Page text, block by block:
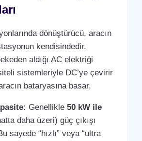
dönüştürücü, aracın
kendisindedir.
aldığı AC elektriği
sistemleriyle DC’ye çevirir
bataryasına basar.
Genellikle50 kW ile
daha üzeri) güç çıkışı
sayede “hızlı” veya “ultra